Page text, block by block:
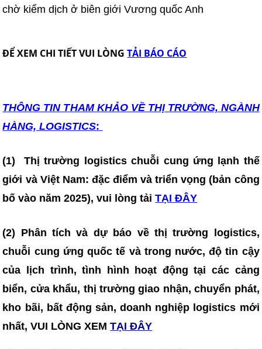
chờ kiểm dịch ở biên giới Vương quốc Anh
ĐỂ XEM CHI TIẾT VUI LÒNGTẢI BÁO CÁO
THÔNG TIN THAM KHẢO VỀ THỊ TRƯỜNG, NGÀNH
HÀNG, LOGISTICS:
(1)Thị trường logistics chuỗi cung ứng lạnh thế
giới và Việt Nam: đặc điểm và triển vọng (bản công
bố vào năm 2025), vui lòng tảiTẠI ĐÂY
(2) Phân tích và dự báo về thị trường logistics,
chuỗi cung ứng quốc tế và trong nước, độ tin cậy
của lịch trình, tình hình hoạt động tại các cảng
biển, cửa khẩu, thị trường giao nhận, chuyển phát,
kho bãi, bất động sản, doanh nghiệp logistics mới
nhất, VUI LÒNG XEM TẠI ĐÂY